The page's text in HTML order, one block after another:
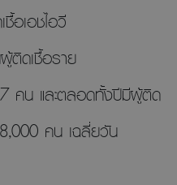
อเอชไอวี
ติดเชื้อราย
คน และตลอดทั้งปีมีผู้ติด
คน เฉลี่ยวัน